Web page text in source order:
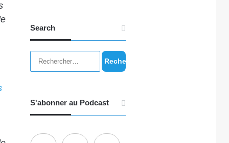
Search
Rechercher :
S'abonner au Podcast